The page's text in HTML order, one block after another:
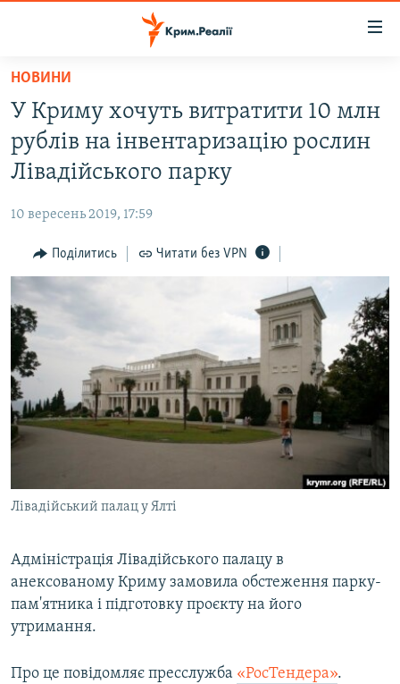
Перейти
основного
матеріалу
Перейти
до
основної
навігації
Перейти
до
пошуку
ВОДА.КРИМ
ВІДЕО ТА ФОТО
БЛОГИ
ПОГЛЯД
ІНТЕРВ'Ю
ВСЕ ЗА ДЕНЬ
СПЕЦПРОЕКТИ
ДЕПОРТАЦІЯ
ВІДЕОУРОКИ «ELIFBE»
ІНФОГРАФІКА
ЯК ОБІЙТИ БЛОКУВАННЯ
Русский
ДОЛУЧАЙСЯ!
Усі сайти RFE/RL
НОВИНИ
У Криму хочуть витратити 10 млн
рублів на інвентаризацію рослин
Лівадійського парку
10 вересень 2019, 17:59
Поділитись Читати без VPN
Лівадійський палац у Ялті
Адміністрація Лівадійського палацу в
анексованому Криму замовила обстеження парку-
пам'ятника і підготовку проєкту на його
утримання.
Про це повідомляє пресслужба «РосТендера».